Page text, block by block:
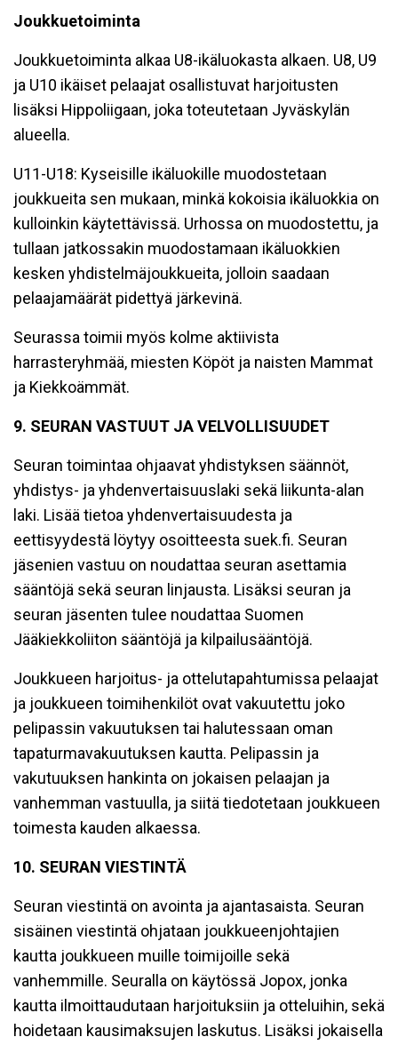
Joukkuetoiminta
Joukkuetoiminta alkaa U8-ikäluokasta alkaen. U8, U9
ja U10 ikäiset pelaajat osallistuvat harjoitusten
lisäksi Hippoliigaan, joka toteutetaan Jyväskylän
alueella.
U11-U18: Kyseisille ikäluokille muodostetaan
joukkueita sen mukaan, minkä kokoisia ikäluokkia on
kulloinkin käytettävissä. Urhossa on muodostettu, ja
tullaan jatkossakin muodostamaan ikäluokkien
kesken yhdistelmäjoukkueita, jolloin saadaan
pelaajamäärät pidettyä järkevinä.
Seurassa toimii myös kolme aktiivista
harrasteryhmää, miesten Köpöt ja naisten Mammat
ja Kiekkoämmät.
9. SEURAN VASTUUT JA VELVOLLISUUDET
Seuran toimintaa ohjaavat yhdistyksen säännöt,
yhdistys- ja yhdenvertaisuuslaki sekä liikunta-alan
laki. Lisää tietoa yhdenvertaisuudesta ja
eettisyydestä löytyy osoitteesta suek.fi. Seuran
jäsenien vastuu on noudattaa seuran asettamia
sääntöjä sekä seuran linjausta. Lisäksi seuran ja
seuran jäsenten tulee noudattaa Suomen
Jääkiekkoliiton sääntöjä ja kilpailusääntöjä.
Joukkueen harjoitus- ja ottelutapahtumissa pelaajat
ja joukkueen toimihenkilöt ovat vakuutettu joko
pelipassin vakuutuksen tai halutessaan oman
tapaturmavakuutuksen kautta. Pelipassin ja
vakutuuksen hankinta on jokaisen pelaajan ja
vanhemman vastuulla, ja siitä tiedotetaan joukkueen
toimesta kauden alkaessa.
10. SEURAN VIESTINTÄ
Seuran viestintä on avointa ja ajantasaista. Seuran
sisäinen viestintä ohjataan joukkueenjohtajien
kautta joukkueen muille toimijoille sekä
vanhemmille. Seuralla on käytössä Jopox, jonka
kautta ilmoittaudutaan harjoituksiin ja otteluihin, sekä
hoidetaan kausimaksujen laskutus. Lisäksi jokaisella